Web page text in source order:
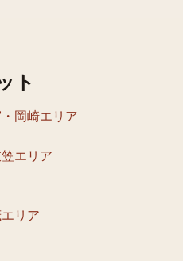
ト
岡崎エリア
エリア
リア